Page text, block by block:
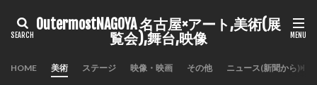
OutermostNAGOYA 名古屋×アート,美術(展
覧会),舞台,映像
HOME 美術 ステージ 映像・映画 その他 ニュース(新聞から)